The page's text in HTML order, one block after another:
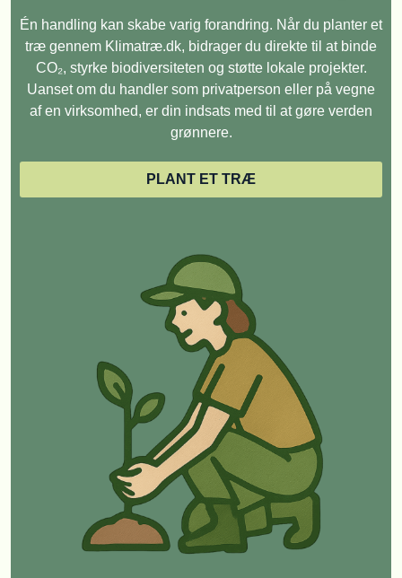
Én handling kan skabe varig forandring. Når du planter et
træ gennem Klimatræ.dk, bidrager du direkte til at binde
CO₂, styrke biodiversiteten og støtte lokale projekter.
Uanset om du handler som privatperson eller på vegne
af en virksomhed, er din indsats med til at gøre verden
grønnere.
PLANT ET TRÆ